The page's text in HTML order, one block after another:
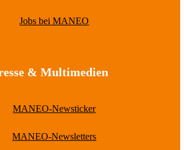
Jobs bei MANEO
& Multimedien
MANEO-Newsticker
MANEO-Newsletters